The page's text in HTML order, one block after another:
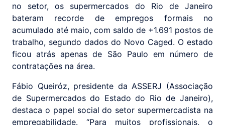
no setor, os supermercados do Rio de Janeiro
bateram recorde de empregos formais no
acumulado até maio, com saldo de +1.691 postos de
trabalho, segundo dados do Novo Caged. O estado
ficou atrás apenas de São Paulo em número de
contratações na área.
Fábio Queiróz, presidente da ASSERJ (Associação
de Supermercados do Estado do Rio de Janeiro),
destaca o papel social do setor supermercadista na
empregabilidade. “Para muitos profissionais, o